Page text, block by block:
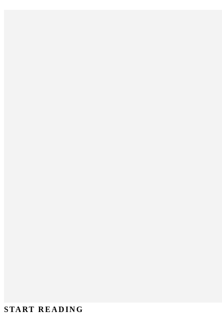
START READING